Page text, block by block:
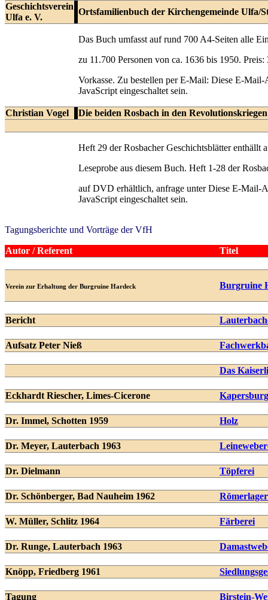
Geschichtsverein
Ulfa e. V.
Ortsfamilienbuch der Kirchengemeinde Ulfa/
Das Buch umfasst auf rund 700 A4-Seiten alle
zu 11.700 Personen von ca. 1636 bis 1950.
Vorkasse. Zu bestellen per E-Mail: Diese E-Mail-
JavaScript eingeschaltet sein.
Christian Vogel Die beiden Rosbach in den
Heft 29 der Rosbacher Geschichtsblätter enthällt
Leseprobe aus diesem Buch. Heft 1-28 der
auf DVD erhältlich, anfrage unterDiese E-Mail-
JavaScript eingeschaltet sein.
Tagungsberichte und Vorträge der VfH
Autor / Referent Titel
Verein zur Erhaltung der Burgruine Hardeck Burgruine
Bericht
Aufsatz Peter Nieß
Das
Eckhardt Riescher, Limes-Cicerone Kapersburg
Dr. Immel, Schotten 1959 Holz
Dr. Meyer, Lauterbach 1963
Dr. Dielmann Töpferei
Dr. Schönberger, Bad Nauheim 1962
W. Müller, Schlitz 1964 Färberei
Dr. Runge, Lauterbach 1963
Knöpp, Friedberg 1961
Tagung Birstein-